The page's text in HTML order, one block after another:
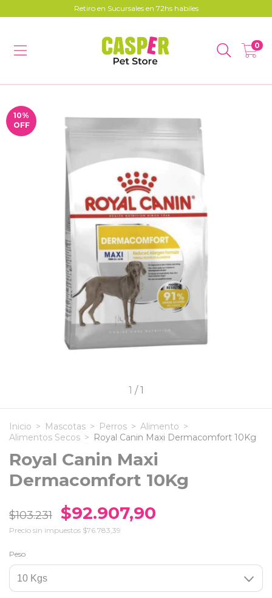
Retiro en Sucursales en 72hs habiles
0
10%
OFF
1 /1
Inicio > Mascotas > Perros > Alimento >
Alimentos Secos > Royal Canin Maxi Dermacomfort 10Kg
Royal Canin Maxi
Dermacomfort 10Kg
$103.231 $92.907,90
Precio sin impuestos $76.783,39
Peso